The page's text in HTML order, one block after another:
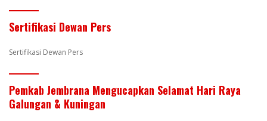
k
Sertifikasi Dewan Pers
Sertifikasi Dewan Pers
Pemkab Jembrana Mengucapkan Selamat Hari Raya
Galungan & Kuningan